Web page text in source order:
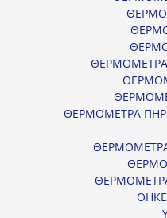
ΘΕΡΜΟΜΕΤΡΑ
ΘΕΡΜΟΜΕΤΡΑ